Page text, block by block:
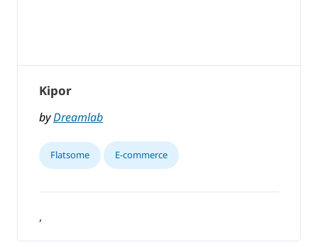
Kipor
byDreamlab
Flatsome E-commerce
,